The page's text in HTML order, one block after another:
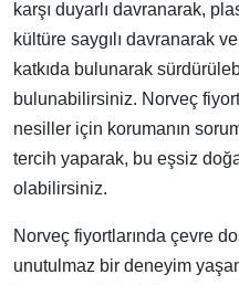
karşı duyarlı davranarak,
kültüre saygılı davranarak
katkıda bulunarak
bulunabilirsiniz. Norveç
nesiller için korumanın
tercih yaparak, bu eşsiz
olabilirsiniz.
Norveç fiyortlarında çevre
unutulmaz bir deneyim